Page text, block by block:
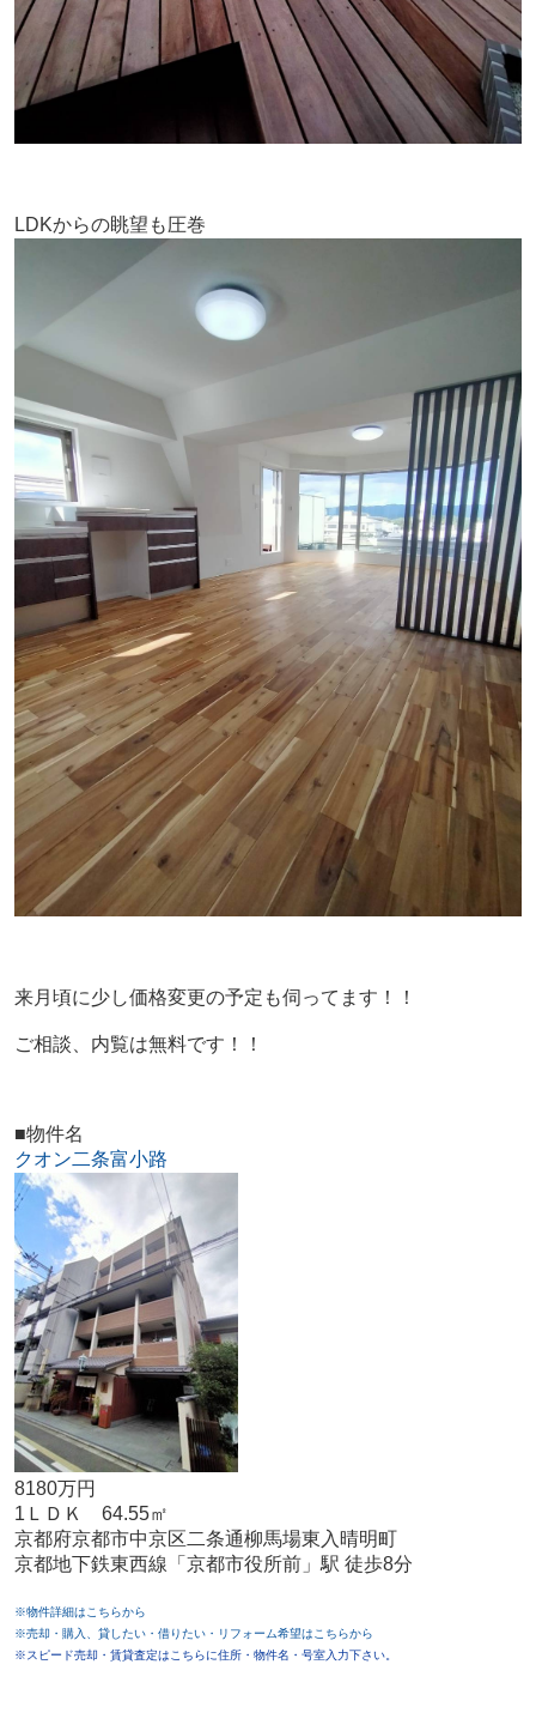
LDKからの眺望も圧巻
来月頃に少し価格変更の予定も伺ってます！！
ご相談、内覧は無料です！！
■物件名
クオン二条富小路
8180万円
1ＬＤＫ 64.55㎡
京都府京都市中京区二条通柳馬場東入晴明町
京都地下鉄東西線「京都市役所前」駅 徒歩8分
※物件詳細はこちらから
※売却・購入、貸したい・借りたい・リフォーム希望はこちらから
※スピード売却・賃貸査定はこちらに住所・物件名・号室入力下さい。